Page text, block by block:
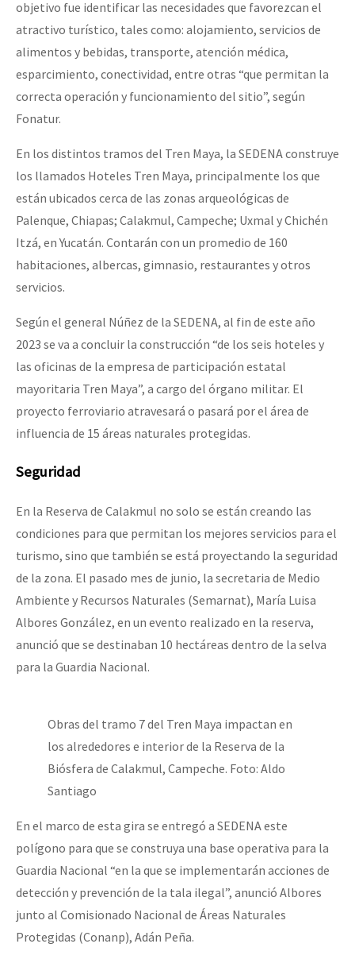
objetivo fue identificar las necesidades que favorezcan el
atractivo turístico, tales como: alojamiento, servicios de
alimentos y bebidas, transporte, atención médica,
esparcimiento, conectividad, entre otras “que permitan la
correcta operación y funcionamiento del sitio”, según
Fonatur.
En los distintos tramos del Tren Maya, la SEDENA construye
los llamados Hoteles Tren Maya, principalmente los que
están ubicados cerca de las zonas arqueológicas de
Palenque, Chiapas; Calakmul, Campeche; Uxmal y Chichén
Itzá, en Yucatán. Contarán con un promedio de 160
habitaciones, albercas, gimnasio, restaurantes y otros
servicios.
Según el general Núñez de la SEDENA, al fin de este año
2023 se va a concluir la construcción “de los seis hoteles y
las oficinas de la empresa de participación estatal
mayoritaria Tren Maya”, a cargo del órgano militar. El
proyecto ferroviario atravesará o pasará por el área de
influencia de 15 áreas naturales protegidas.
Seguridad
En la Reserva de Calakmul no solo se están creando las
condiciones para que permitan los mejores servicios para el
turismo, sino que también se está proyectando la seguridad
de la zona. El pasado mes de junio, la secretaria de Medio
Ambiente y Recursos Naturales (Semarnat), María Luisa
Albores González, en un evento realizado en la reserva,
anunció que se destinaban 10 hectáreas dentro de la selva
para la Guardia Nacional.
Obras del tramo 7 del Tren Maya impactan en
los alrededores e interior de la Reserva de la
Biósfera de Calakmul, Campeche. Foto: Aldo
Santiago
En el marco de esta gira se entregó a SEDENA este
polígono para que se construya una base operativa para la
Guardia Nacional “en la que se implementarán acciones de
detección y prevención de la tala ilegal”, anunció Albores
junto al Comisionado Nacional de Áreas Naturales
Protegidas (Conanp), Adán Peña.